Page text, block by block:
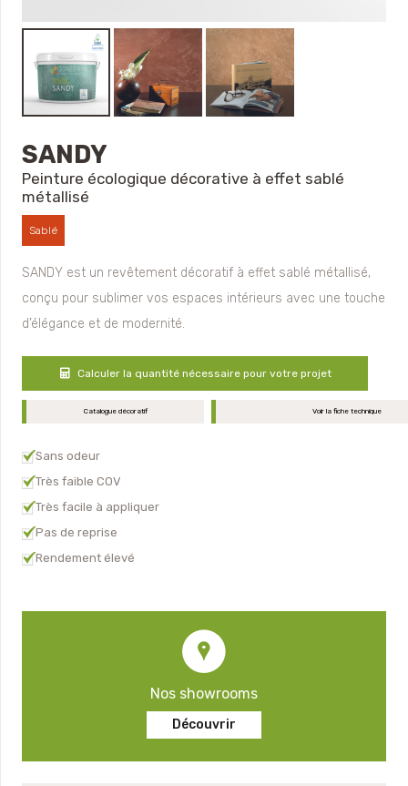
SANDY
Peinture écologique décorative à effet sablé
métallisé
Sablé
SANDY est un revêtement décoratif à effet sablé métallisé,
conçu pour sublimer vos espaces intérieurs avec une touche
d’élégance et de modernité.
Calculer la quantité nécessaire pour votre projet
Catalogue décoratif Voir la fiche technique
Sans odeur
Très faible COV
Très facile à appliquer
Pas de reprise
Rendement élevé
Nos showrooms
Découvrir